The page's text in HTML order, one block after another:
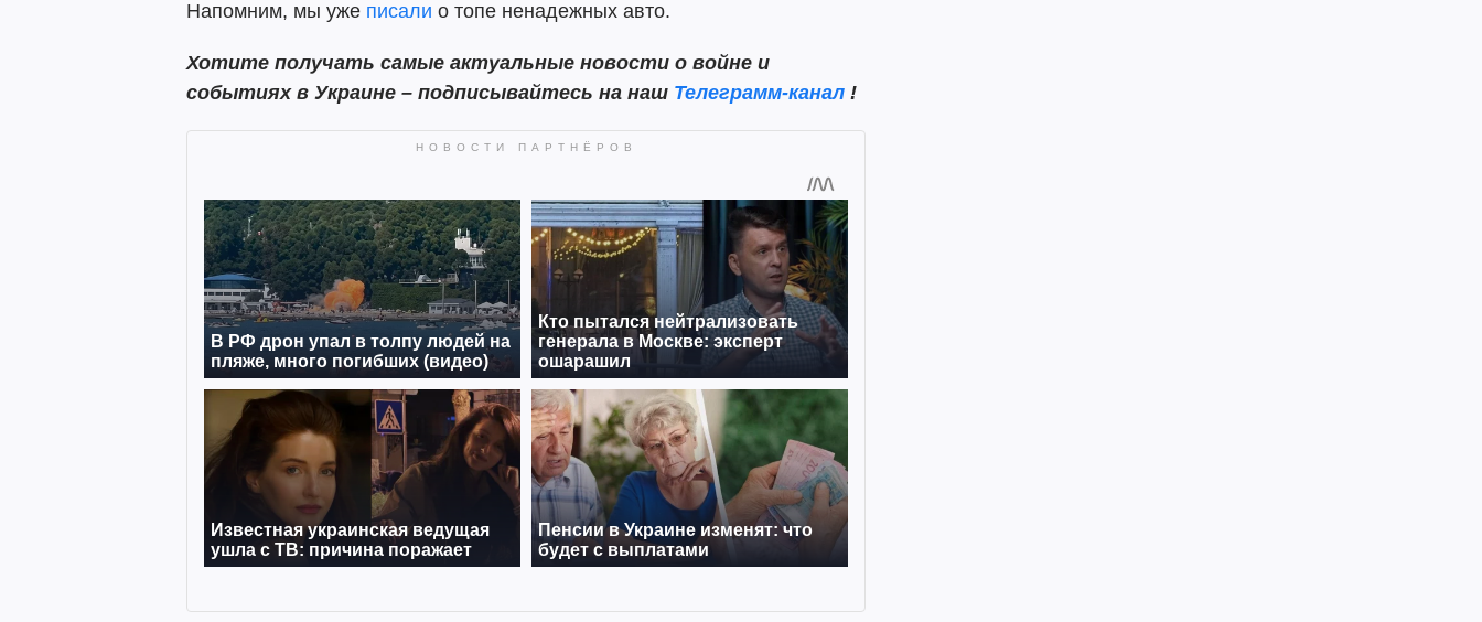
Напомним, мы уже писали о топе ненадежных авто.
Хотите получать самые актуальные новости о войне и
событиях в Украине – подписывайтесь на наш Телеграмм-канал !